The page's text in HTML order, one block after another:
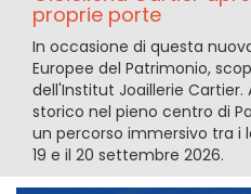
proprie porte
In occasione di questa
Europee del Patrimonio,
dell'Institut Joaillerie Cartier.
storico nel pieno centro di
un percorso immersivo tra i
19 e il 20 settembre 2026.